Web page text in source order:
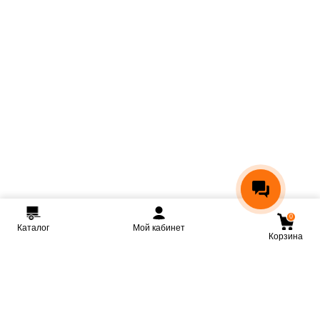
Каталог Мой кабинет
0
Корзина